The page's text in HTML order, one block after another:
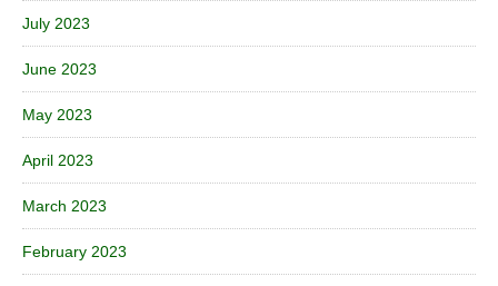
July 2023
June 2023
May 2023
April 2023
March 2023
February 2023